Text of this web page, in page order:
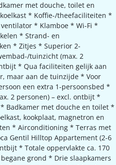
met douche, toilet en
* Koffie-/theefaciliteiten *
* Klamboe * Wi-Fi *
* Strand- en
* Zitjes * Superior 2-
tuinzicht (max. 2
* Qua faciliteiten gelijk aan
maar aan de tuinzijde * Voor
een extra 1-persoonsbed *
2 personen) – excl. ontbijt *
Badkamer met douche en toilet *
kookplaat, magnetron en
* Airconditioning * Terras met
Gentil Hilltop Appartement (2-6
* Totale oppervlakte ca. 170
grond * Drie slaapkamers